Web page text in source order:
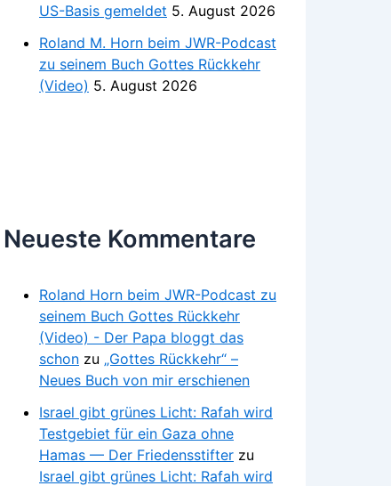
US-Basis gemeldet 5. August 2026
Roland M. Horn beim JWR-Podcast
zu seinem Buch Gottes Rückkehr
(Video) 5. August 2026
Neueste Kommentare
Roland Horn beim JWR-Podcast zu
seinem Buch Gottes Rückkehr
(Video) - Der Papa bloggt das
schon zu „Gottes Rückkehr“ –
Neues Buch von mir erschienen
Israel gibt grünes Licht: Rafah wird
Testgebiet für ein Gaza ohne
Hamas — Der Friedensstifter zu
Israel gibt grünes Licht: Rafah wird